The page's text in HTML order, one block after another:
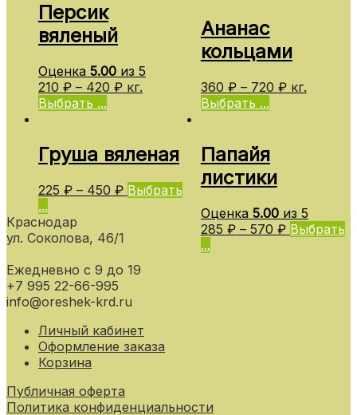
Персик
вяленый
Оценка 5.00 из 5
210 ₽ – 420 ₽ кг.
Выбрать ...
Ананас
кольцами
360 ₽– 720 ₽ кг.
Выбрать ...
Груша вяленая
225 ₽ – 450 ₽ Выбрать
...
Папайя
листики
Оценка 5.00из 5
285 ₽– 570 ₽ Выбрать
...
Краснодар
ул. Соколова, 46/1
Ежедневно с 9 до 19
+7 995 22-66-995
info@oreshek-krd.ru
Личный кабинет
Оформление заказа
Корзина
Публичная оферта
Политика конфиденциальности